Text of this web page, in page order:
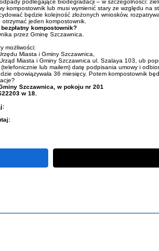
podlegające biodegradacji – w szczególności:
kompostownik lub musi wymienić stary ze względu na
będzie kolejność złożonych wniosków,
jeden kompostownik.
kompostownik?
przez Gminę Szczawnica.
możliwości:
Miasta i Gminy Szczawnica,
Miasta i Gminy Szczawnica ul. Szalaya 103, ub
lub mailem) datę podpisania umowy i
obowiązywała 36 miesięcy. Potem kompostownik
Szczawnica, w pokoju nr 201
w 18.